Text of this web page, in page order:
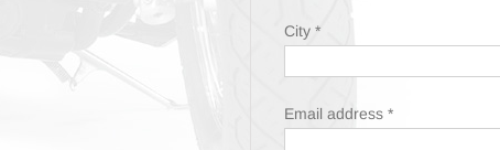
City *
Email address *